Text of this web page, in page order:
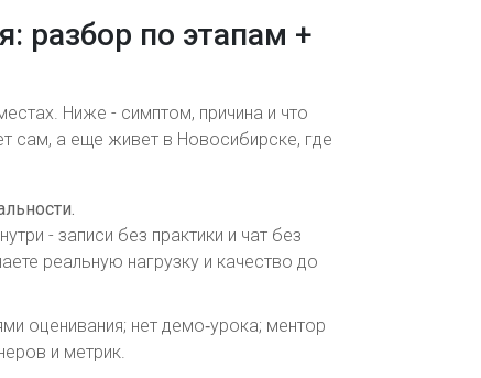
разбор по этапам +
Ниже - симптом, причина и что
сам, а еще живет в Новосибирске, где
- записи без практики и чат без
реальную нагрузку и качество до
оценивания; нет демо‑урока; ментор
и метрик.